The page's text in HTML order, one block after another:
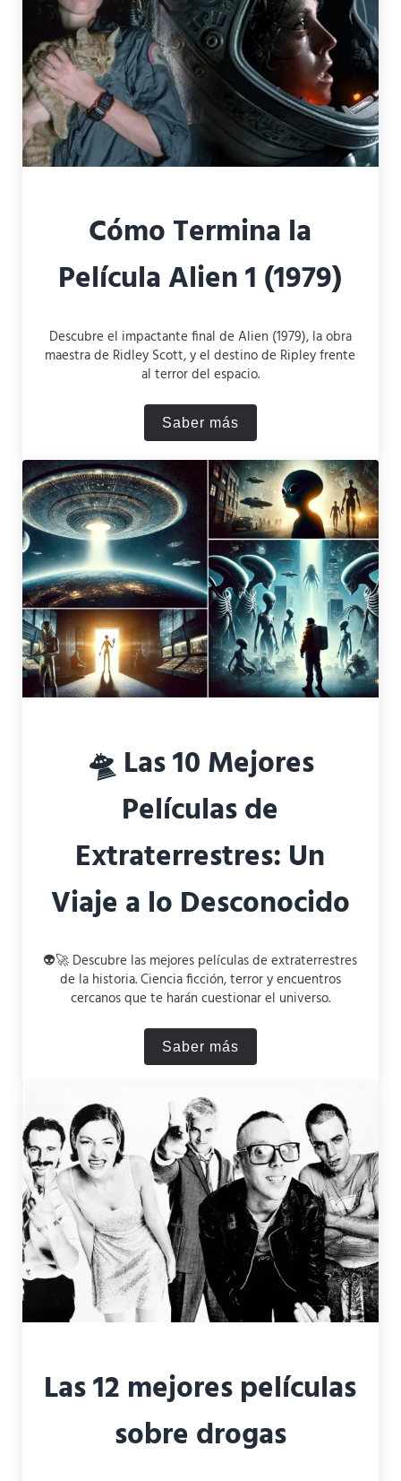
Cómo Termina la
Película Alien 1 (1979)
Descubre el impactante final de Alien (1979), la obra
maestra de Ridley Scott, y el destino de Ripley frente
al terror del espacio.
Saber másCómo Termina la Película
🛸 Las 10 Mejores
Películas de
Extraterrestres: Un
Viaje a lo Desconocido
👽🚀 Descubre las mejores películas de extraterrestres
de la historia. Ciencia ficción, terror y encuentros
cercanos que te harán cuestionar el universo.
Saber más🛸 Las 10 Mejores
Las 12 mejores películas
sobre drogas